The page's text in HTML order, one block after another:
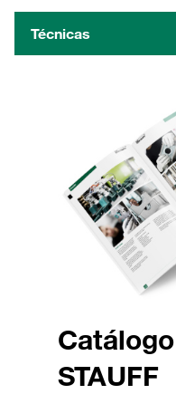
Técnicas
STAUFF